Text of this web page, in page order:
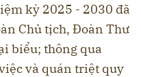
kỳ 2025 - 2030 đã
Chủ tịch, Đoàn Thư
biểu; thông qua
và quán triệt quy